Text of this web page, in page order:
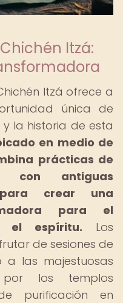
Itzá:
Itzá ofrece a
única de
la historia de esta
en medio de
prácticas de
con antiguas
crear una
para el
el espíritu. Los
de sesiones de
a las majestuosas
por los templos
purificación en